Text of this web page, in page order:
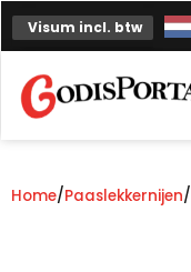
Overslaan
naar
Visum incl. btw
Home/Paaslekkernijen/